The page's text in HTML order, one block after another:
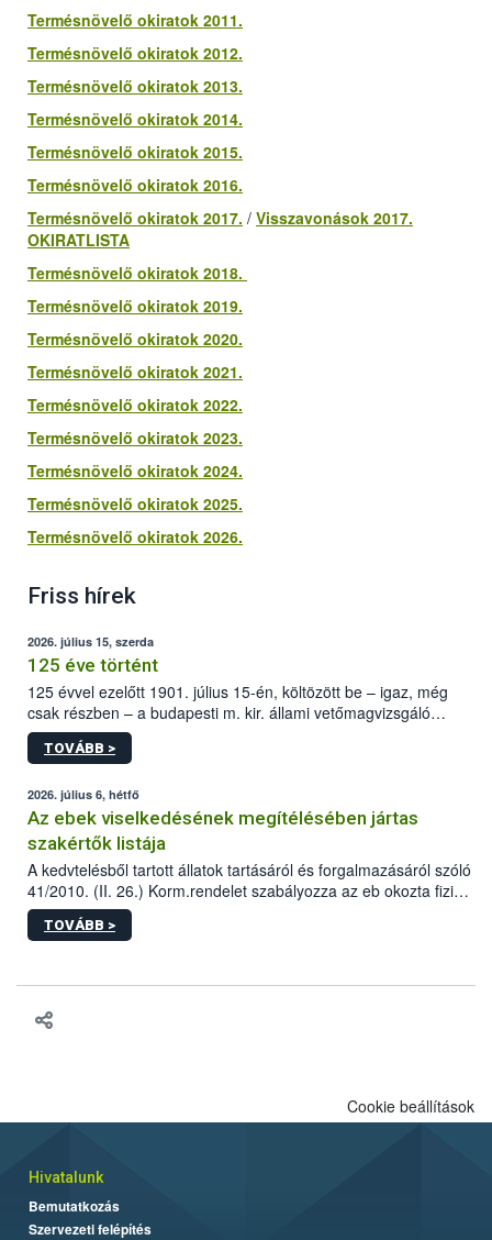
Termésnövelő okiratok 2011.
Termésnövelő okiratok 2012.
Termésnövelő okiratok 2013.
Termésnövelő okiratok 2014.
Termésnövelő okiratok 2015.
Termésnövelő okiratok 2016.
Termésnövelő okiratok 2017. / Visszavonások 2017.
OKIRATLISTA
Termésnövelő okiratok 2018.
Termésnövelő okiratok 2019.
Termésnövelő okiratok 2020.
Termésnövelő okiratok 2021.
Termésnövelő okiratok 2022.
Termésnövelő okiratok 2023.
Termésnövelő okiratok 2024.
Termésnövelő okiratok 2025.
Termésnövelő okiratok 2026.
Friss hírek
2026. július 15, szerda
125 éve történt
125 évvel ezelőtt 1901. július 15-én, költözött be – igaz, még
csak részben – a budapesti m. kir. állami vetőmagvizsgáló
állomás a Kis Rókus utca 15. szám alatti, Czigler Győző által
tervezett új épületébe.
TOVÁBB >
2026. július 6, hétfő
Az ebek viselkedésének megítélésében jártas
szakértők listája
A kedvtelésből tartott állatok tartásáról és forgalmazásáról szóló
41/2010. (II. 26.) Korm.rendelet szabályozza az eb okozta fizikai
sérülés, illetve ennek veszélye keletkezésekor felmerülő
hatósági feladatokat, valamint a veszélyes eb tartását és annak
TOVÁBB >
Cookie beállítások
Hivatalunk
Bemutatkozás
Szervezeti felépítés